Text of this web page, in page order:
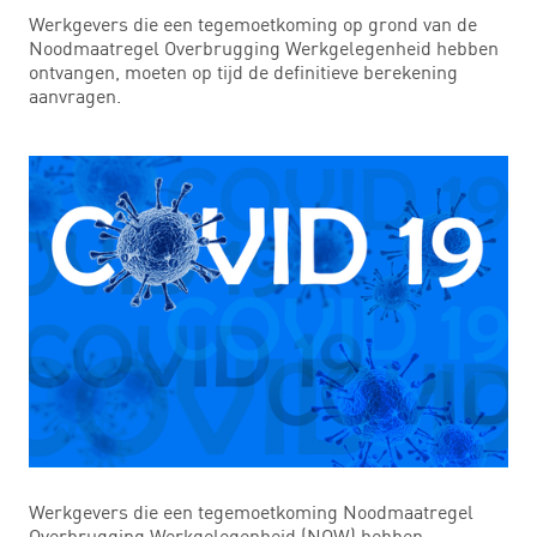
Werkgevers die een tegemoetkoming op grond van de
Noodmaatregel Overbrugging Werkgelegenheid hebben
ontvangen, moeten op tijd de definitieve berekening
aanvragen.
Werkgevers die een tegemoetkoming Noodmaatregel